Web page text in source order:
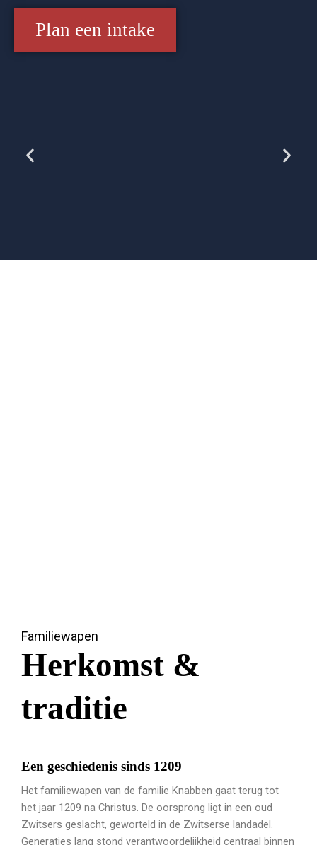
Plan een intake
Familiewapen
Herkomst &
traditie
Een geschiedenis sinds 1209
Het familiewapen van de familie Knabben gaat terug tot
het jaar 1209 na Christus. De oorsprong ligt in een oud
Zwitsers geslacht, geworteld in de Zwitserse landadel.
Generaties lang stond verantwoordelijkheid centraal binnen